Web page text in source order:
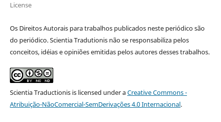
License
Os Direitos Autorais para trabalhos publicados neste periódico são
do periódico. Scientia Tradutionis não se responsabiliza pelos
conceitos, idéias e opiniões emitidas pelos autores desses trabalhos.
Scientia Traductionisis licensed under aCreative Commons -
Atribuição-NãoComercial-SemDerivações 4.0 Internacional.